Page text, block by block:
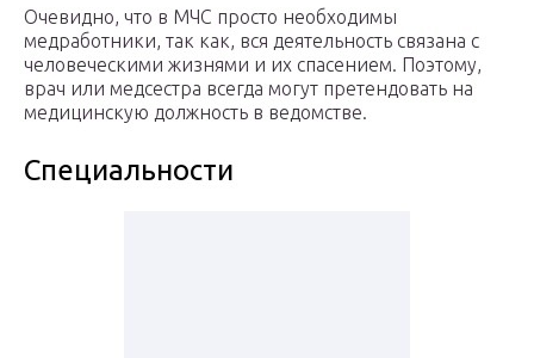
Очевидно, что в МЧС просто необходимы
медработники, так как, вся деятельность связана с
человеческими жизнями и их спасением. Поэтому,
врач или медсестра всегда могут претендовать на
медицинскую должность в ведомстве.
Специальности